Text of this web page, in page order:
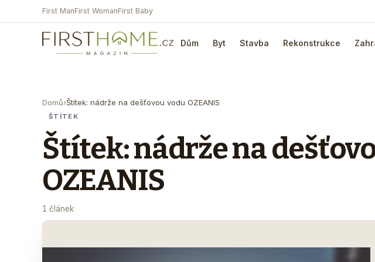
First ManFirst WomanFirst Baby
Dům Byt Stavba Rekonstrukce
Domů›Štítek: nádrže na dešťovou vodu OZEANIS
ŠTÍTEK
Štítek: nádrže na
OZEANIS
1 článek